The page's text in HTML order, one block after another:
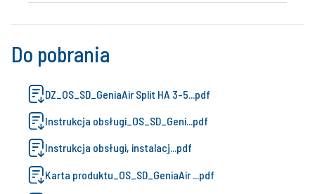
Do pobrania
DZ_OS_SD_GeniaAir Split HA 3-5...pdf
Instrukcja obsługi_OS_SD_Geni...pdf
Instrukcja obsługi, instalacj...pdf
Karta produktu_OS_SD_GeniaAir ...pdf